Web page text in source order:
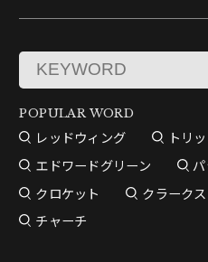
POPULAR WORD
レッドウィング トリ
エドワードグリーン
クロケット
クラークス
チャーチ